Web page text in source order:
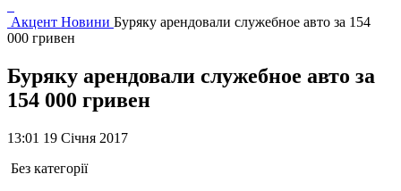
Акцент Новини Буряку арендовали служебное авто за 154
000 гривен
Буряку арендовали служебное авто за
154 000 гривен
13:01 19 Січня 2017
Без категорії